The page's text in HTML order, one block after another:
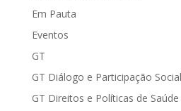
Em Pauta
Eventos
GT
GT Diálogo e Participação Social
GT Direitos e Políticas de Saúde